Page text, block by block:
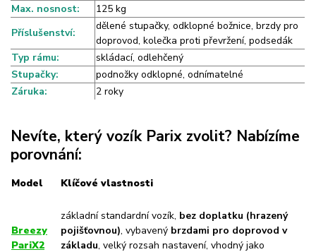
Max. nosnost:
125 kg
Příslušenství:
dělené stupačky, odklopné božnice, brzdy pro
doprovod, kolečka proti převržení, podsedák
Typ rámu:
skládací, odlehčený
Stupačky:
podnožky odklopné, odnímatelné
Záruka:
2 roky
Nevíte, který vozík Parix zvolit? Nabízíme
porovnání:
Model Klíčové vlastnosti
Breezy
PariX2
základní standardní vozík, bez doplatku (hrazený
pojišťovnou), vybavený brzdami pro doprovod v
základu, velký rozsah nastavení, vhodný jako